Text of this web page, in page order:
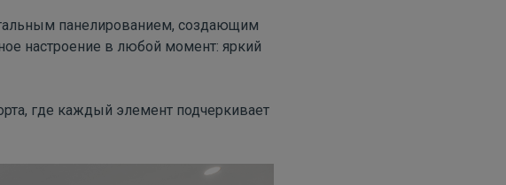
панелированием, создающим
настроение в любой момент: яркий
где каждый элемент подчеркивает